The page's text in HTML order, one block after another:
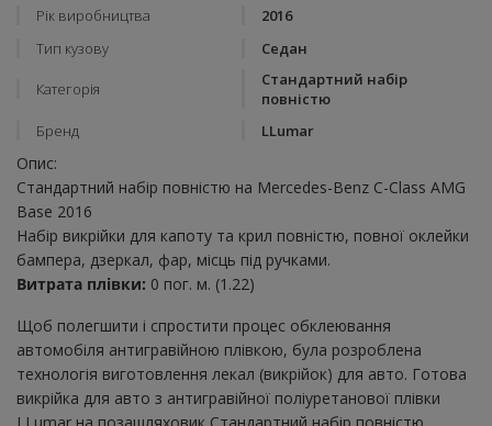
Рік виробництва
2016
Тип кузову
Седан
Категорія
Стандартний набір
повністю
Бренд
LLumar
Опис:
Стандартний набір повністю на Mercedes-Benz C-Class AMG
Base 2016
Набір викрійки для капоту та крил повністю, повної оклейки
бампера, дзеркал, фар, місць під ручками.
Витрата плівки: 0 пог. м. (1.22)
Щоб полегшити і спростити процес обклеювання
автомобіля антигравійною плівкою, була розроблена
технологія виготовлення лекал (викрійок) для авто. Готова
викрійка для авто з антигравійної поліуретанової плівки